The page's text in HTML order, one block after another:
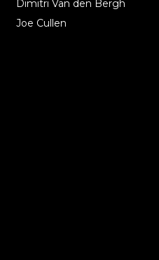
Dimitri Van den Bergh
Joe Cullen